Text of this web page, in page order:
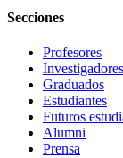
Secciones
Profesores
Investigadores
Graduados
Estudiantes
Futuros
Alumni
Prensa